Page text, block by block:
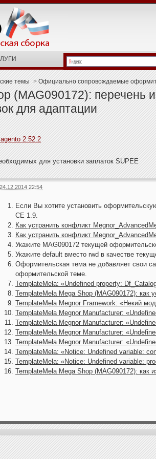
темы > Официально сопровождаемые
(MAG090172): перечень и
для адаптации
2.52.2
для установки заплаток SUPEE
24.12.2014 22:54
Если Вы хотите установить
CE 1.9.
Как устранить конфликт
Как устранить конфликт
Укажите MAG090172 текущей
Укажите default вместо rwd в качестве
Оформительская тема не добавляет свои
оформительской теме.
TemplateMela: «Undefined property:
TemplateMela Mega Shop (MAG090172): как
TemplateMela Megnor Framework: «Некий
TemplateMela Megnor Manufacturer:
TemplateMela Megnor Manufacturer:
TemplateMela Megnor Manufacturer:
TemplateMela Megnor Manufacturer:
TemplateMela: «Notice: Undefined variable:
TemplateMela: «Notice: Undefined variable:
TemplateMela Mega Shop (MAG090172): как